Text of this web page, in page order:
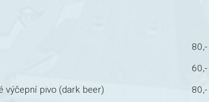
80,-
60,-
výčepní pivo (dark beer)
80,-